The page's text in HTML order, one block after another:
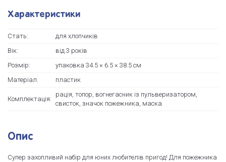
Характеристики
Стать:
для хлопчиків
Вік:
від 3 років
Розмір:
упаковка 34.5 × 6.5 × 38.5 см
Матеріал:
пластик
Комплектація:
рація, топор, вогнегасник із пульверизатором,
свисток, значок пожежника, маска
Опис
Супер захопливий набір для юних любителів пригод! Для пожежника